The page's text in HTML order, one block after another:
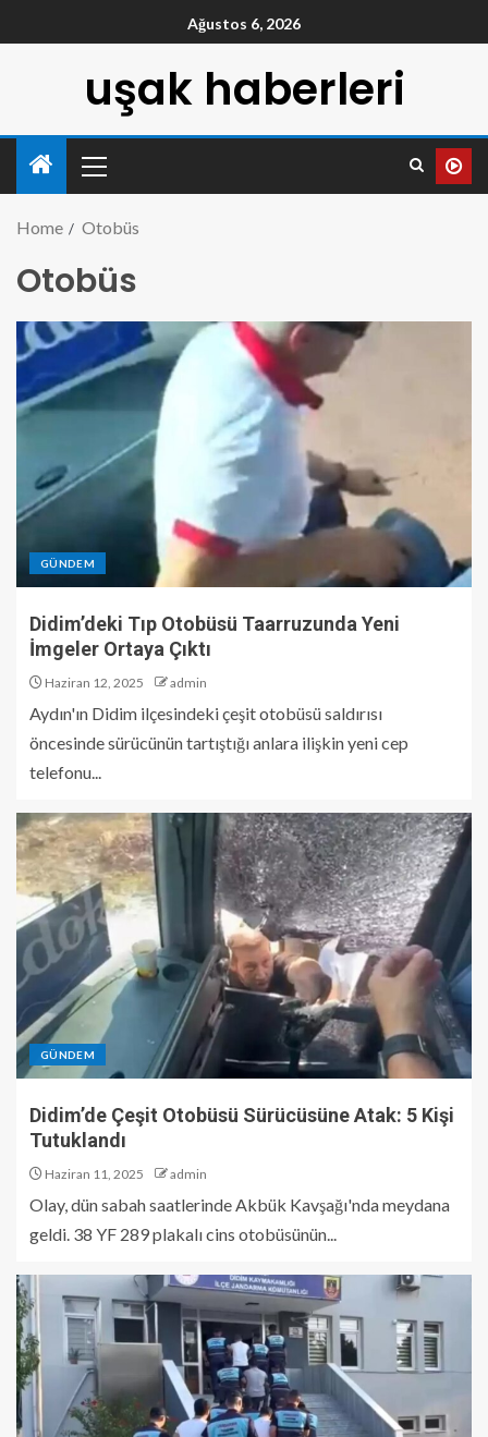
Ağustos 6, 2026
uşak haberleri
Home Otobüs
Otobüs
GÜNDEM
Didim’deki Tıp Otobüsü Taarruzunda Yeni
İmgeler Ortaya Çıktı
Haziran 12, 2025 admin
Aydın'ın Didim ilçesindeki çeşit otobüsü saldırısı
öncesinde sürücünün tartıştığı anlara ilişkin yeni cep
telefonu...
GÜNDEM
Didim’de Çeşit Otobüsü Sürücüsüne Atak: 5 Kişi
Tutuklandı
Haziran 11, 2025 admin
Olay, dün sabah saatlerinde Akbük Kavşağı'nda meydana
geldi. 38 YF 289 plakalı cins otobüsünün...